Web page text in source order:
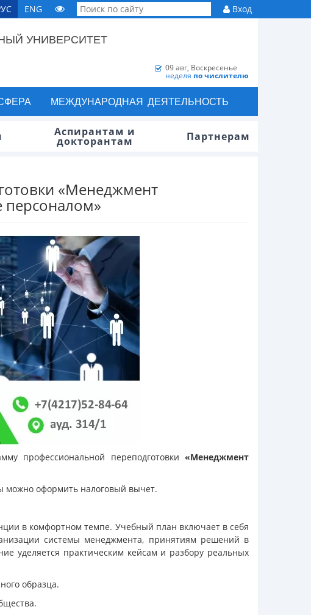
ENG Вход
УНИВЕРСИТЕТ
09 авг, Воскресенье
неделя по числителю
МЕЖДУНАРОДНАЯ ДЕЯТЕЛЬНОСТЬ
Аспирантам и
докторантам Партнерам
«Менеджмент
персоналом»
профессиональной переподготовки«Менеджмент
можно оформить налоговый вычет.
в комфортном темпе. Учебный план включает в себя
системы менеджмента, принятиям решений в
уделяется практическим кейсам и разбору реальных
образца.